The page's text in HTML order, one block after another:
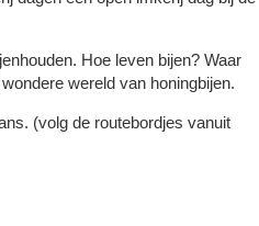
Hoe leven bijen? Waar
wereld van honingbijen.
(volg de routebordjes vanuit